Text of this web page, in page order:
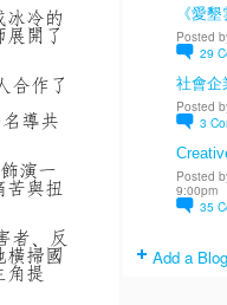
冰冷的
開了
合作了
導共
演一
苦與扭
者、反
橫掃國
提
《愛
Posted
29
社會企
Posted
3
Posted
9:00pm
35
Add a